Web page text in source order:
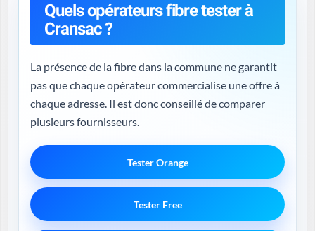
Quels opérateurs fibre tester à
Cransac ?
La présence de la fibre dans la commune ne garantit
pas que chaque opérateur commercialise une offre à
chaque adresse. Il est donc conseillé de comparer
plusieurs fournisseurs.
Tester Orange
Tester Free